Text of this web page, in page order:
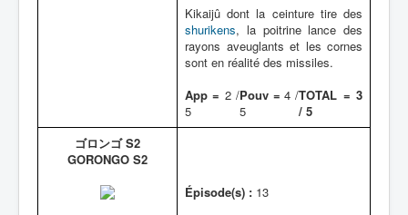
Kikaijû dont la ceinture tire des
shurikens, la poitrine lance des
rayons aveuglants et les cornes
sont en réalité des missiles.
App = 2 /
5
Pouv = 4 /
5
TOTAL = 3
/ 5
ゴロンゴ S2
GORONGO S2
Épisode(s) : 13